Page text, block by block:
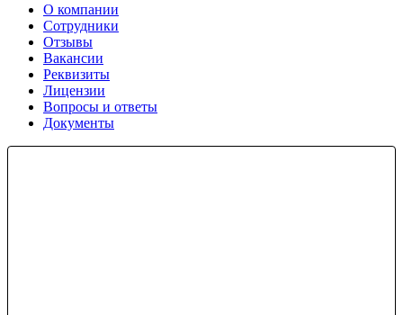
О компании
Сотрудники
Отзывы
Вакансии
Реквизиты
Лицензии
Вопросы и ответы
Документы